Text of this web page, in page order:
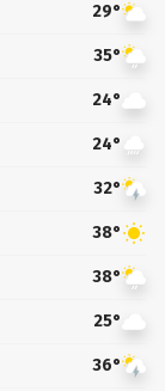
29°
35°
24°
24°
32°
38°
38°
25°
36°